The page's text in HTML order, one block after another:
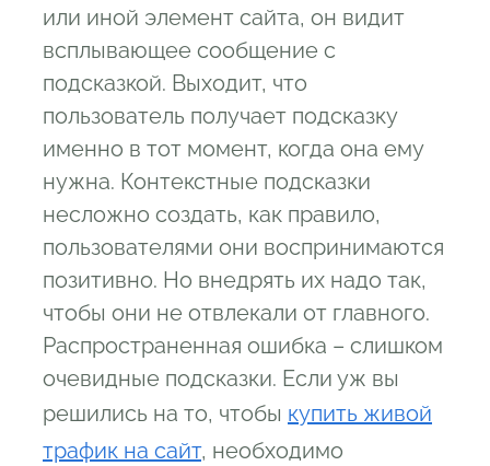
или иной элемент сайта, он видит
всплывающее сообщение с
подсказкой. Выходит, что
пользователь получает подсказку
именно в тот момент, когда она ему
нужна. Контекстные подсказки
несложно создать, как правило,
пользователями они воспринимаются
позитивно. Но внедрять их надо так,
чтобы они не отвлекали от главного.
Распространенная ошибка – слишком
очевидные подсказки. Если уж вы
решились на то, чтобы купить живой
трафик на сайт, необходимо